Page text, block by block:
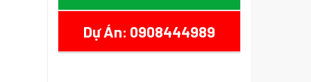
Dự Án: 0908444989